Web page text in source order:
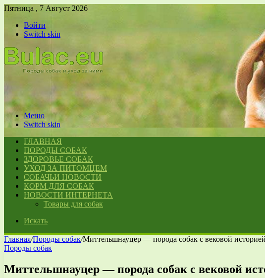
Пятница , 7 Август 2026
Войти
Switch skin
Меню
Switch skin
ГЛАВНАЯ
ПОРОДЫ СОБАК
ЗДОРОВЬЕ СОБАК
УХОД ЗА ПИТОМЦЕМ
СОБАЧЬИ НОВОСТИ
КОРМ ДЛЯ СОБАК
НОВОСТИ ИНТЕРНЕТА
Товары для собак
Искать
Главная/Породы собак/Миттельшнауцер — порода собак с вековой
Породы собак
Миттельшнауцер — порода собак с вековой